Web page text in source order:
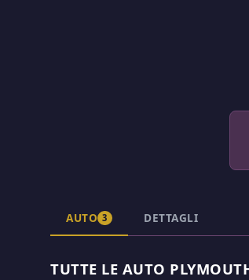
AUTO 3 DETTAGLI
TUTTE LE AUTO